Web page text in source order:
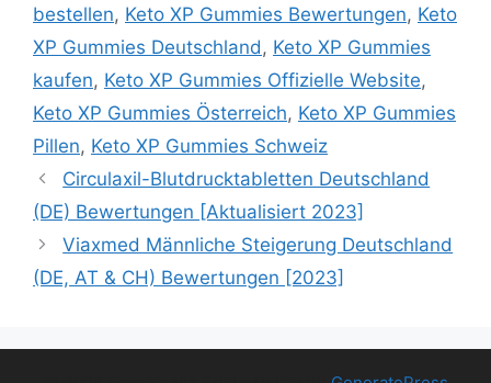
bestellen, Keto XP Gummies Bewertungen, Keto
XP Gummies Deutschland , Keto XP Gummies
kaufen, Keto XP Gummies Offizielle Website,
Keto XP Gummies Österreich, Keto XP Gummies
Pillen, Keto XP Gummies Schweiz
Circulaxil-Blutdrucktabletten Deutschland
(DE) Bewertungen [Aktualisiert 2023]
Viaxmed Männliche Steigerung Deutschland
(DE, AT & CH) Bewertungen [2023]